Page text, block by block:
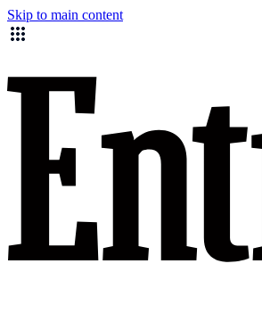
Skip to main content